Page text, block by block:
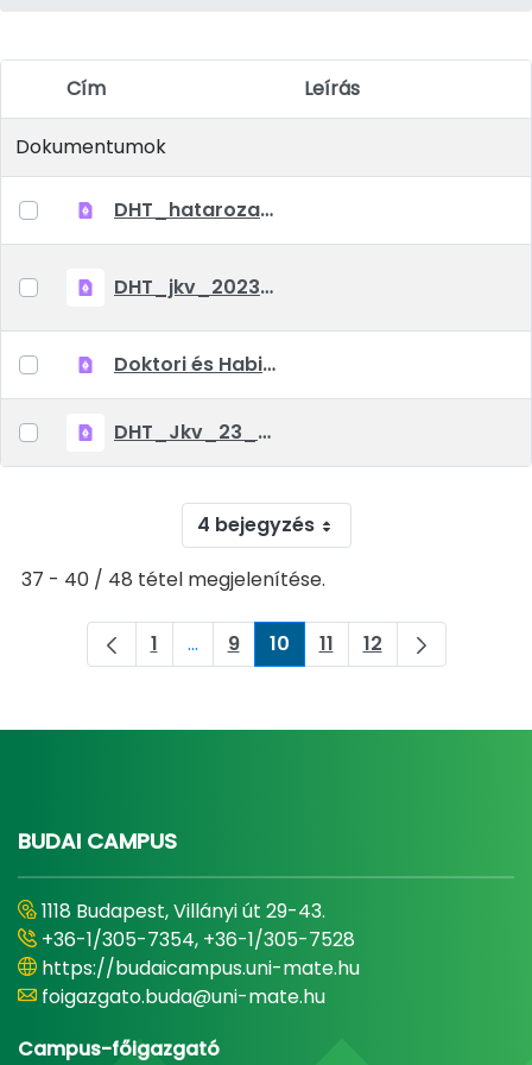
Elem kiválasztása
Cím Leírás
Dokumentumok
DHT_hatarozatok_2023_07_21.pdf
DHT_jkv_2023_07_06.pdf
Doktori és Habilitációs Tanács 2023. június 6-i határozata.pdf
DHT_Jkv_23_04_12.pdf
4 bejegyzés
37 - 40 / 48 tétel megjelenítése.
Oldal
1 ...Köztes oldalak Navigáljon a TAB
Oldal
9 Oldal
10 Oldal
11 Oldal
12
BUDAI CAMPUS
1118 Budapest, Villányi út 29-43.
+36-1/305-7354, +36-1/305-7528
https://budaicampus.uni-mate.hu
foigazgato.buda@uni-mate.hu
Campus-főigazgató